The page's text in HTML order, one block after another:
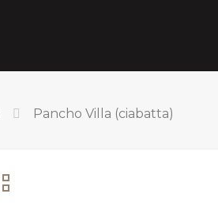
Pancho Villa (ciabatta)